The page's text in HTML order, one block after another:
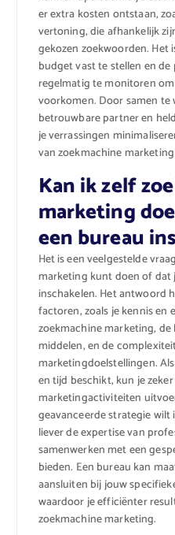
er extra kosten ontstaan,
vertoning, die afhankelijk
gekozen zoekwoorden. Het
budget vast te stellen en
regelmatig te monitoren
voorkomen. Door samen te
betrouwbare partner en
je verrassingen
van zoekmachine
Kan ik zelf
marketing
een bureau
Het is een veelgestelde
marketing kunt doen of dat
inschakelen. Het antwoord
factoren, zoals je kennis en
zoekmachine marketing,
middelen, en de
marketingdoelstellingen.
en tijd beschikt, kun je
marketingactiviteiten
geavanceerde strategie
liever de expertise van
samenwerken met een
bieden. Een bureau kan
aansluiten bij jouw
waardoor je efficiënter
zoekmachine marketing.